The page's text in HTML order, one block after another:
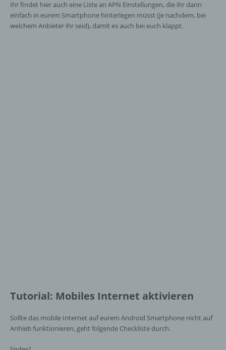
Ihr findet hier auch eine Liste an APN Einstellungen, die ihr dann
einfach in eurem Smartphone hinterlegen müsst (je nachdem, bei
welchem Anbieter ihr seid), damit es auch bei euch klappt.
Tutorial: Mobiles Internet aktivieren
Sollte das mobile Internet auf eurem Android Smartphone nicht auf
Anhieb funktionieren, geht folgende Checkliste durch.